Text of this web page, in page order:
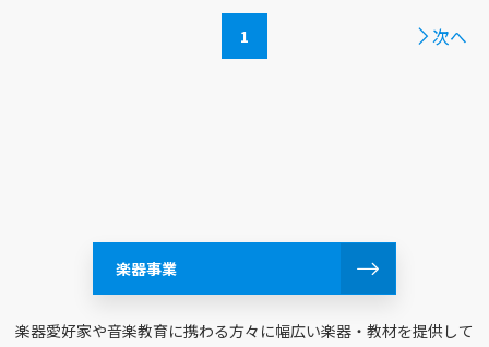
1 次へ
楽器事業
楽器愛好家や音楽教育に携わる方々に幅広い楽器・教材を提供して